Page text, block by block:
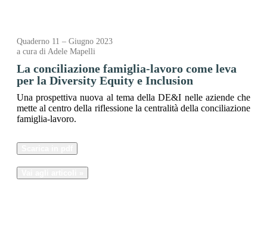
Quaderno 11 – Giugno 2023
a cura di Adele Mapelli
La conciliazione famiglia-lavoro come leva
per la Diversity Equity e Inclusion
Una prospettiva nuova al tema della DE&I nelle aziende che
mette al centro della riflessione la centralità della conciliazione
famiglia-lavoro.